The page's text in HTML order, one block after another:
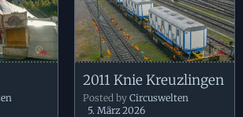
2011 Knie Kreuzlingen
Posted by Circuswelten
5. März 2026